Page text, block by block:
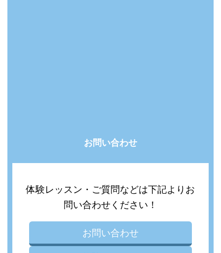
お問い合わせ
体験レッスン・ご質問などは下記よりお
問い合わせください！
お問い合わせ